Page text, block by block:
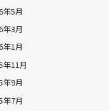
年5月
年3月
年1月
年11月
年9月
年7月